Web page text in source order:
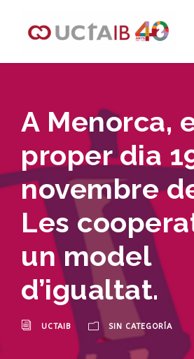
A Menorca,
proper dia
novembre
Les
un model
d’igualtat.
UCTAIB SIN CATEGORÍA